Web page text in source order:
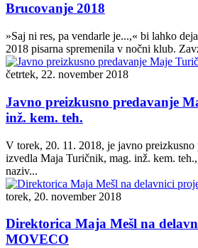
Brucovanje 2018
»Saj ni res, pa vendarle je...,« bi lahko
2018 pisarna spremenila v nočni klub.
četrtek, 22. november 2018
Javno preizkusno predavanje
inž. kem. teh.
V torek, 20. 11. 2018, je javno preizkusno
izvedla Maja Turičnik, mag. inž. kem.
naziv...
torek, 20. november 2018
Direktorica Maja Mešl na
MOVECO